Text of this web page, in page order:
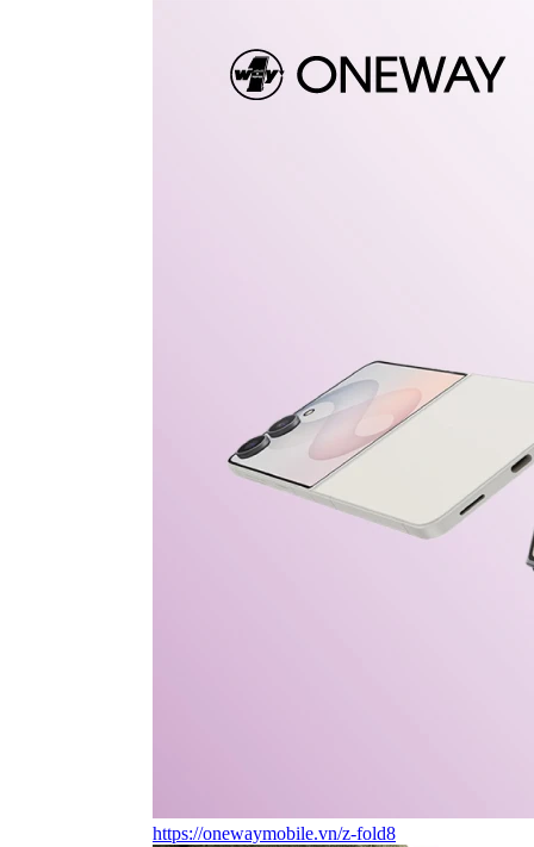
https://onewaymobile.vn/z-fold8